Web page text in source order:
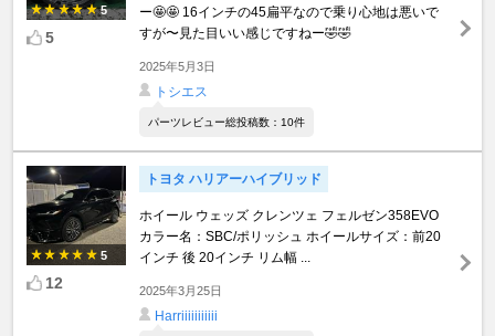
5
5
ー🤩🤩 16インチの45扁平なので乗り心地は悪いで
すが〜見た目いい感じですねー🤣🤣
2025年5月3日
トシエス
パーツレビュー総投稿数：10件
5
12
トヨタ ハリアーハイブリッド
ホイール ウェッズ クレンツェ フェルゼン358EVO
カラー名：SBC/ポリッシュ ホイールサイズ：前20
インチ 後 20インチ リム幅 ...
2025年3月25日
Harriiiiiiiiiii